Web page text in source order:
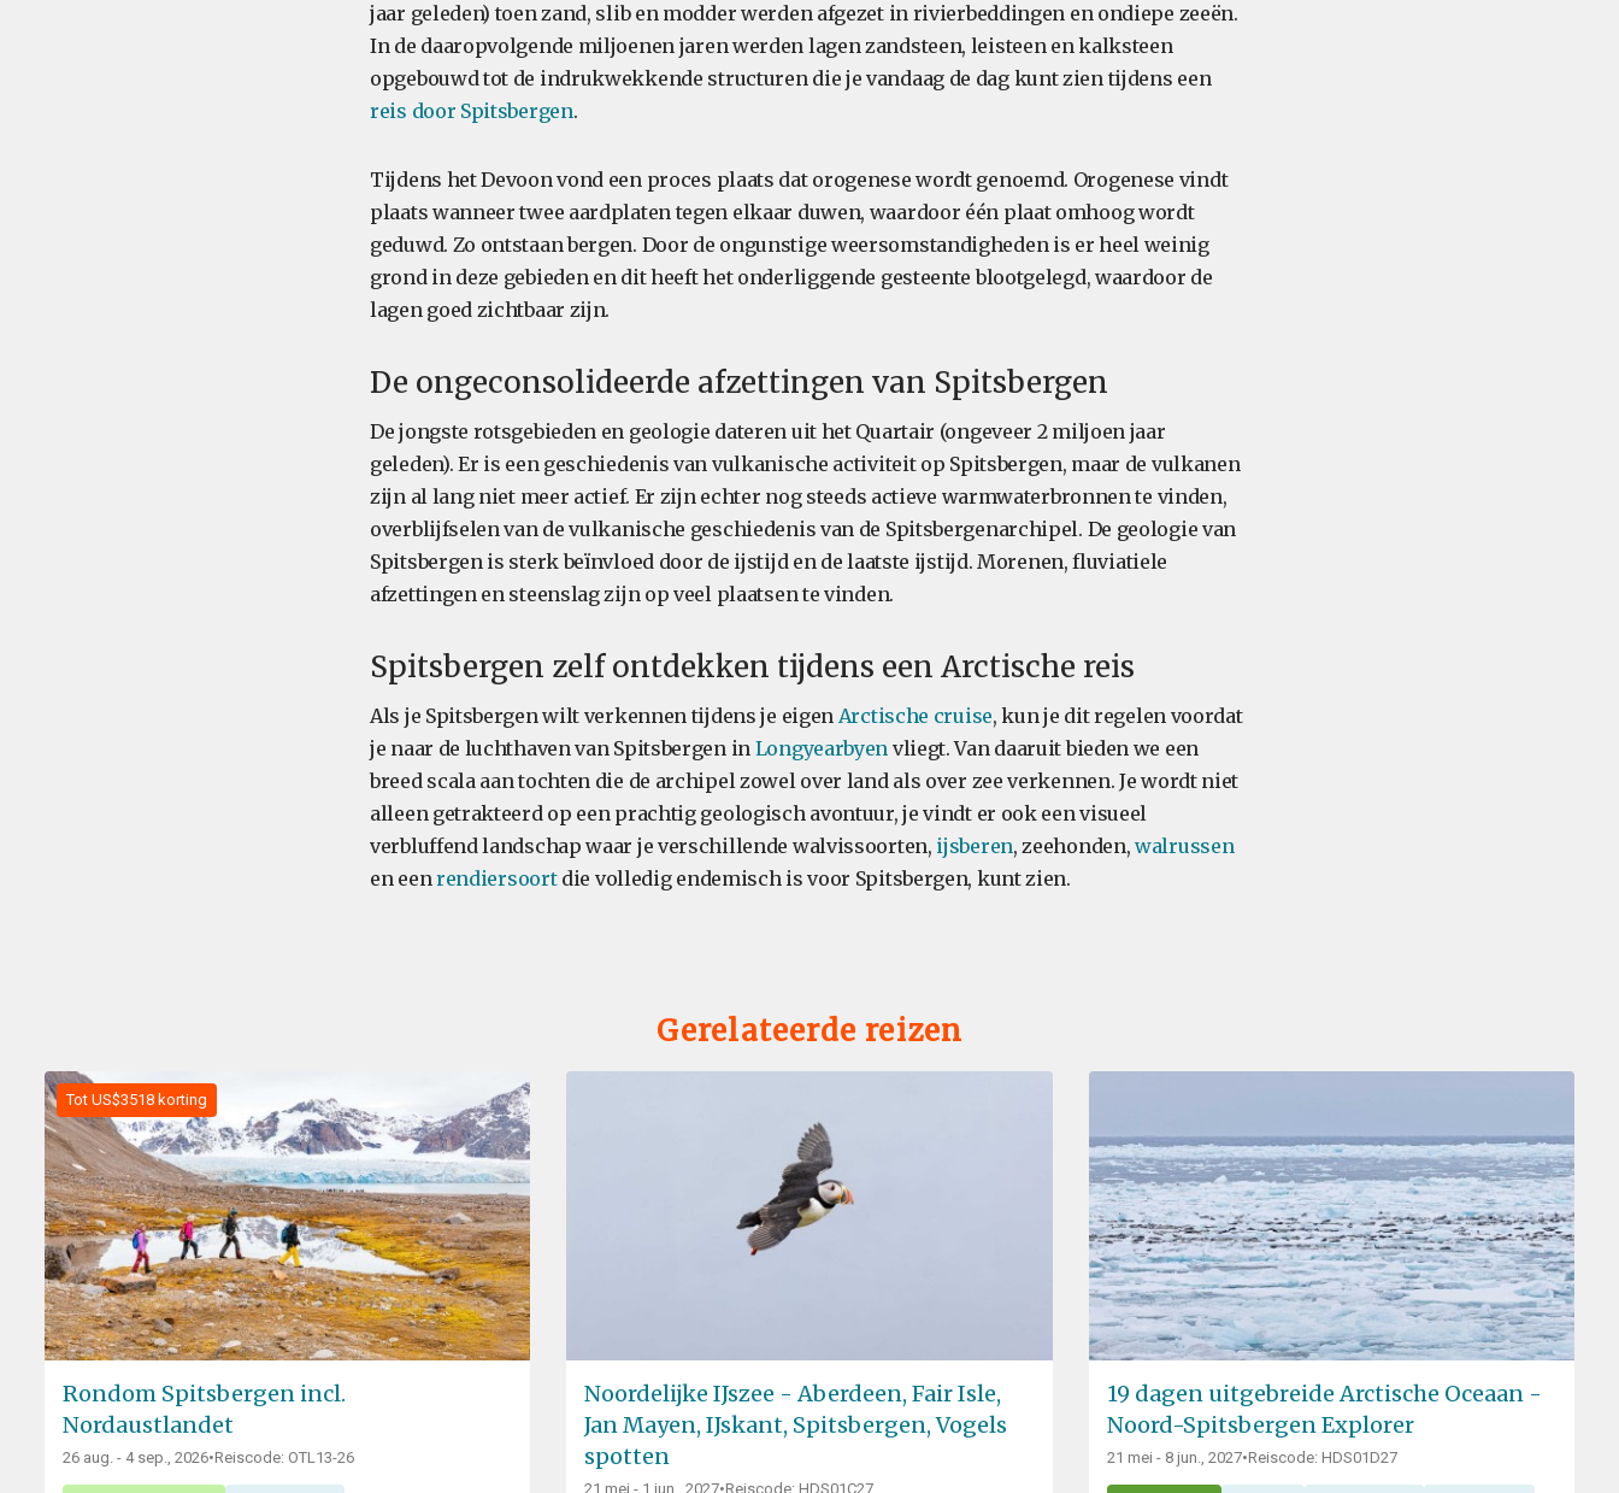
jaar geleden) toen zand, slib en modder werden afgezet in rivierbeddingen en ondiepe zeeën.
In de daaropvolgende miljoenen jaren werden lagen zandsteen, leisteen en kalksteen
opgebouwd tot de indrukwekkende structuren die je vandaag de dag kunt zien tijdens een
reis door Spitsbergen.
Tijdens het Devoon vond een proces plaats dat orogenese wordt genoemd. Orogenese vindt
plaats wanneer twee aardplaten tegen elkaar duwen, waardoor één plaat omhoog wordt
geduwd. Zo ontstaan bergen. Door de ongunstige weersomstandigheden is er heel weinig
grond in deze gebieden en dit heeft het onderliggende gesteente blootgelegd, waardoor de
lagen goed zichtbaar zijn.
De ongeconsolideerde afzettingen van Spitsbergen
De jongste rotsgebieden en geologie dateren uit het Quartair (ongeveer 2 miljoen jaar
geleden). Er is een geschiedenis van vulkanische activiteit op Spitsbergen, maar de vulkanen
zijn al lang niet meer actief. Er zijn echter nog steeds actieve warmwaterbronnen te vinden,
overblijfselen van de vulkanische geschiedenis van de Spitsbergenarchipel. De geologie van
Spitsbergen is sterk beïnvloed door de ijstijd en de laatste ijstijd. Morenen, fluviatiele
afzettingen en steenslag zijn op veel plaatsen te vinden.
Spitsbergen zelf ontdekken tijdens een Arctische reis
Als je Spitsbergen wilt verkennen tijdens je eigen Arctische cruise, kun je dit regelen voordat
je naar de luchthaven van Spitsbergen in Longyearbyen vliegt. Van daaruit bieden we een
breed scala aan tochten die de archipel zowel over land als over zee verkennen. Je wordt niet
alleen getrakteerd op een prachtig geologisch avontuur, je vindt er ook een visueel
verbluffend landschap waar je verschillende walvissoorten, ijsberen, zeehonden,walrussen
en eenrendiersoortdie volledig endemisch is voor Spitsbergen, kunt zien.
Gerelateerde reizen
Tot US$3518 korting
Rondom Spitsbergen incl.
Nordaustlandet
26 aug. - 4 sep., 2026•Reiscode: OTL13-26
Noordelijke IJszee - Aberdeen, Fair Isle,
Jan Mayen, IJskant, Spitsbergen, Vogels
spotten
21 mei - 1 jun., 2027 Reiscode: HDS01C27
19 dagen uitgebreide Arctische Oceaan -
Noord-Spitsbergen Explorer
21 mei - 8 jun., 2027•Reiscode: HDS01D27